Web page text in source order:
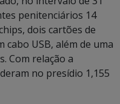
penitenciários 14
dois cartões de
USB, além de uma
Com relação a
no presídio 1,155